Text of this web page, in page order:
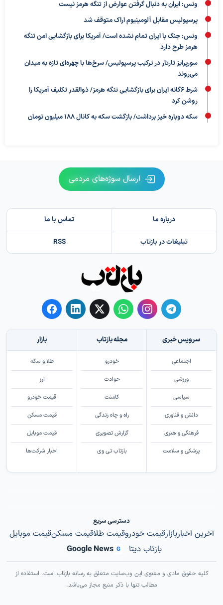
ونس: ایران به دنبال گرفتن عوارض از تنگه هرمز نیست
پرسپولیس مقابل آلومینیوم اراک متوقف شد
ونس: جنگ با ایران تمام نشده است/ آمریکا برای بازگشایی امن تنگه
هرمز طرح دارد
سورپرایز تارتار در ترکیب پرسپولیس/ سرخ‌ها با چهره‌ای تازه به میدان
می‌روند
شرط ۶گانه ایران برای بازگشایی تنگه هرمز/ ذوالقدر تکلیف آمریکا را
روشن کرد
سکه دوباره خیز برداشت/ بازگشت سکه به کانال ۱۸۸ میلیون تومان
ارسال سوژه‌های مردمی
درباره ما تماس با ما
تبلیغات در بازتاب RSS
سرویس خبری
اجتماعی
ورزشی
سیاسی
دانش و فناوری
فرهنگی و هنری
پزشکی و سلامت
مجله بازتاب
خودرو
حوادث
کامنت
راه و چاه زندگی
گزارش تصویری
بازتاب تی وی
بازار
طلا و سکه
ارز
قیمت خودرو
قیمت مسکن
قیمت موبایل
اخبار شرکت‌ها
دسترسی سریع
آخرین اخباربازارقیمت خودروقیمت طلاقیمت مسکنقیمت موبایل
بازتاب دیتا
G
Google News
کلیه حقوق مادی و معنوی این وب‌سایت متعلق به رسانه بازتاب است. استفاده از
مطالب تنها با ذکر منبع مجاز می‌باشد.